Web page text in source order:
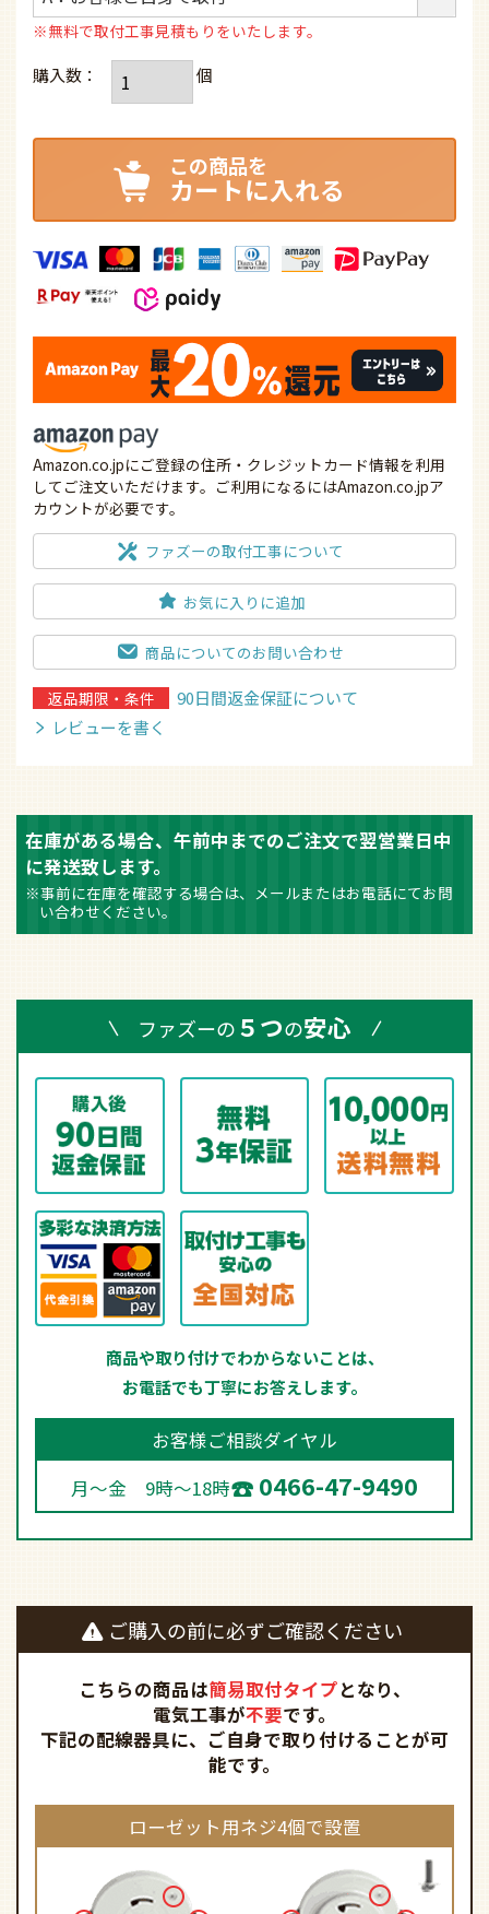
※無料で取付工事見積もりをいたします。
カートに入れる
Amazon.co.jpにご登録の住所・クレジットカード情報を利用
してご注文いただけます。ご利用になるにはAmazon.co.jpア
カウントが必要です。
ファズーの取付工事について
お気に入りに追加
商品についてのお問い合わせ
返品期限・条件
90日間返金保証について
レビューを書く
在庫がある場合、午前中までのご注文で翌営業日中
に発送致します。
※事前に在庫を確認する場合は、メールまたはお電話にてお問
い合わせください。
ファズーの５つの安心
商品や取り付けでわからないことは、
お電話でも丁寧にお答えします。
お客様ご相談ダイヤル
月～金 9時～18時
0466-47-9490
ご購入の前に必ずご確認ください
こちらの商品は簡易取付タイプとなり、
電気工事が不要です。
下記の配線器具に、ご自身で取り付けることが可
能です。
ローゼット用ネジ4個で設置